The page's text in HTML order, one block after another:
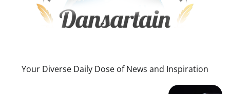
Your Diverse Daily Dose of News and Inspiration